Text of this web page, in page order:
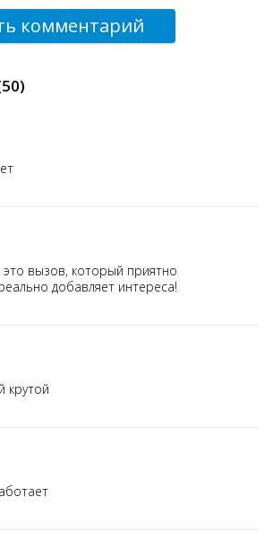
комментарий
вызов, который приятно
добавляет интереса!
крутой